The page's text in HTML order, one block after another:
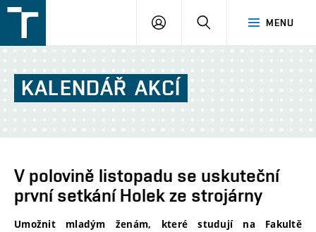
v
Brně
MENU
PŘIHLÁŠENÍ
KALENDÁŘ AKCÍ
V polovině listopadu se uskuteční
první setkání Holek ze strojárny
Umožnit mladým ženám, které studují na Fakultě